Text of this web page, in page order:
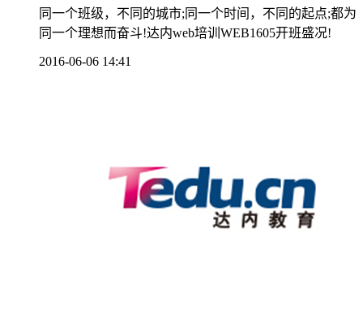
同一个班级，不同的城市;同一个时间，不同的起点;都为
同一个理想而奋斗!达内web培训WEB1605开班盛况!
2016-06-06 14:41